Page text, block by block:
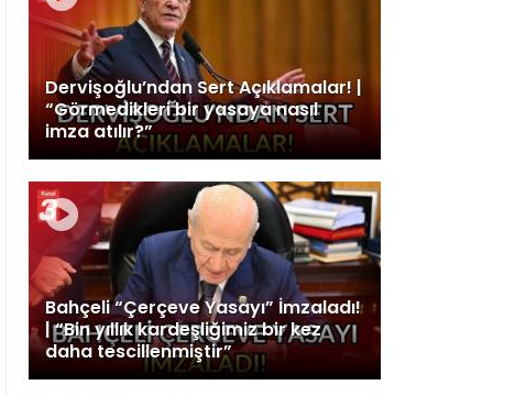
Dervişoğlu’ndan Sert Açıklamalar! |
“Görmedikleri bir yasaya nasıl
imza atılır?”
Bahçeli “Çerçeve Yasayı” İmzaladı!
| “Bin yıllık kardeşliğimiz bir kez
daha tescillenmiştir”